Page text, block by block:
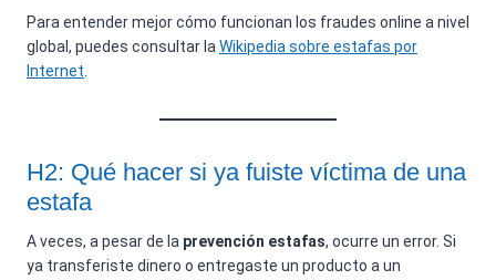
Para entender mejor cómo funcionan los fraudes online a nivel
global, puedes consultar laWikipedia sobre estafas por
Internet.
H2: Qué hacer si ya fuiste víctima de una
estafa
A veces, a pesar de la prevención estafas, ocurre un error. Si
ya transferiste dinero o entregaste un producto a un